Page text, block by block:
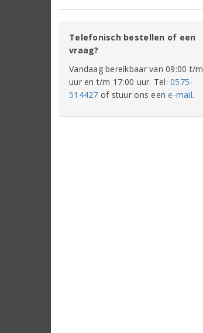
Telefonisch bestellen of een
vraag?
Vandaag bereikbaar van 09:00 t/m
uur en t/m 17:00 uur. Tel:0575-
514427 of stuur ons eene-mail.